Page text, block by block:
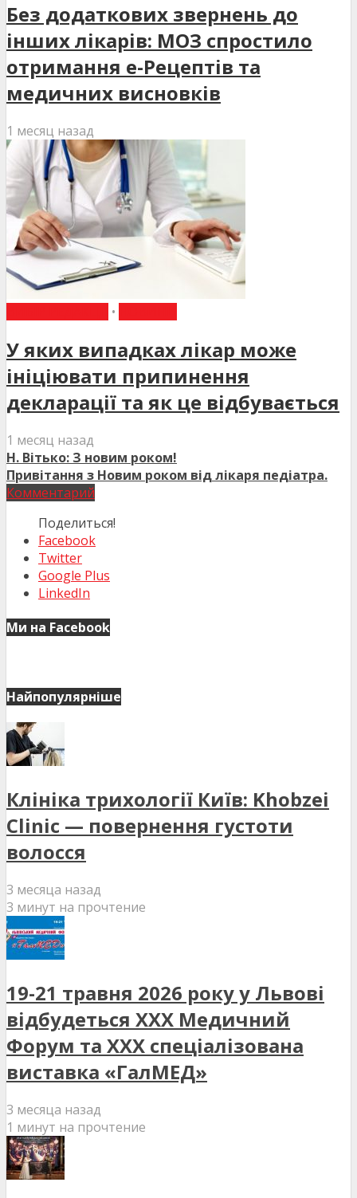
Без додаткових звернень до
інших лікарів: МОЗ спростило
отримання е-Рецептів та
медичних висновків
1 месяц назад
•
У яких випадках лікар може
ініціювати припинення
декларації та як це відбувається
1 месяц назад
Н. Вітько: З новим роком!
Привітання з Новим роком від лікаря педіатра.
Комментарий
Поделиться!
Facebook
Twitter
Google Plus
LinkedIn
Ми на Facebook
Найпопулярніше
Клініка трихології Київ: Khobzei
Clinic — повернення густоти
волосся
3 месяца назад
3 минут на прочтение
19-21 травня 2026 року у Львові
відбудеться XXX Медичний
Форум та XXX спеціалізована
виставка «ГалМЕД»
3 месяца назад
1 минут на прочтение